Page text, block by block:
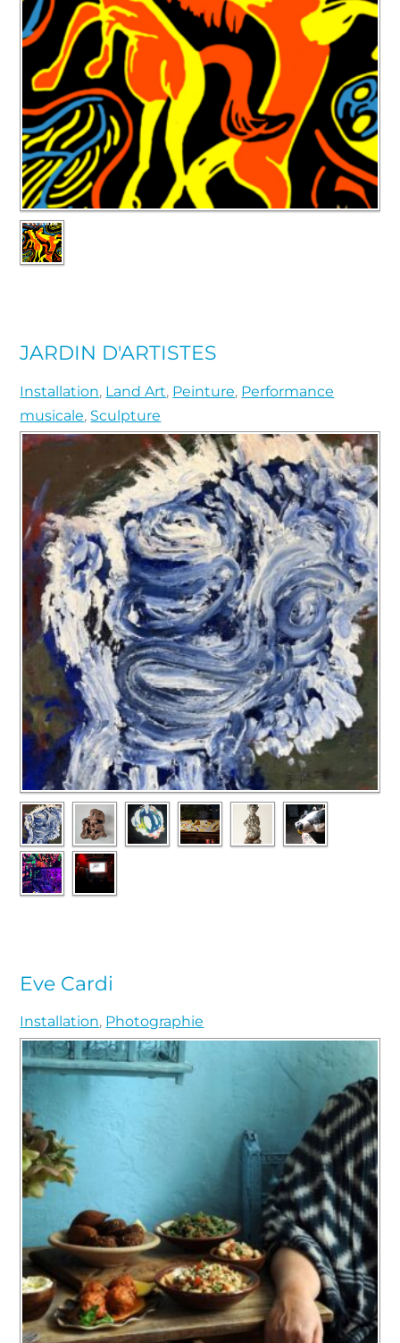
JARDIN D'ARTISTES
Installation, Land Art, Peinture, Performance
musicale, Sculpture
Eve Cardi
Installation, Photographie